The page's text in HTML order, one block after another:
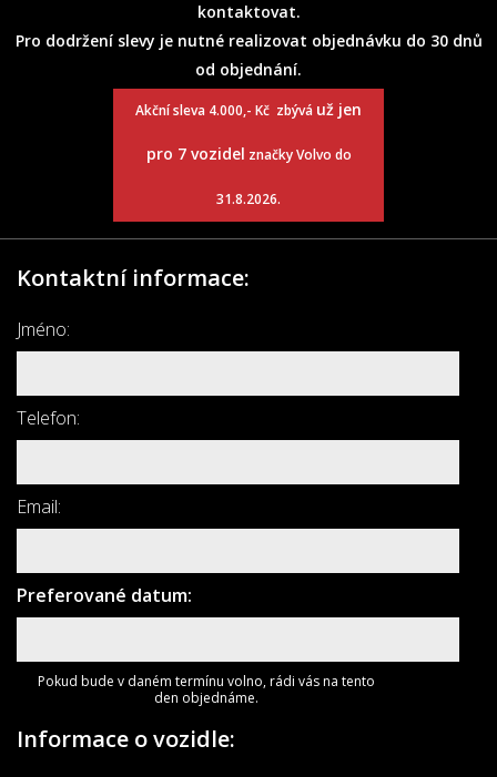
kontaktovat.
Pro dodržení slevy je nutné realizovat objednávku do 30 dnů
od objednání.
Akční sleva 4.000,- Kč zbývá už jen
pro 7 vozidel značky Volvo do
31.8.2026.
Kontaktní informace:
Jméno:
Telefon:
Email:
Preferované datum:
Pokud bude v daném termínu volno, rádi vás na tento
den objednáme.
Informace o vozidle: